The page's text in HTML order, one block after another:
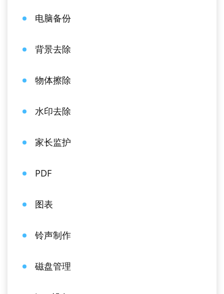
电脑备份
背景去除
物体擦除
水印去除
家长监护
PDF
图表
铃声制作
磁盘管理